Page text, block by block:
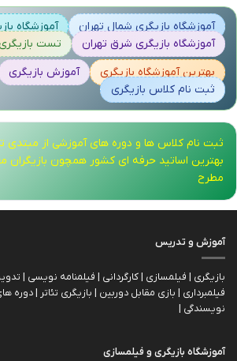
آموزشگاه بازیگری شمال تهران
آموزشگاه
آموزشگاه بازیگری شرق تهران
تست بازیگری
بهترین آموزشگاه بازیگری
آموزش بازیگری
ثبت نام کلاس بازیگری
ثبت نام کلاس ها و دوره های آموزشی از مبتدی
بهترین اساتید حرفه ای کشور همچون بازیگران
مطرح
آموزش و تدریس
بازیگری | فیلمسازی | کارگردانی | فیلمنامه نویسی |
فیلمبرداری | بازی مقابل دوربین | بازیگري تئاتر | دوره
نویسندگی |
آموزشگاه بازیگری و فیلمسازی